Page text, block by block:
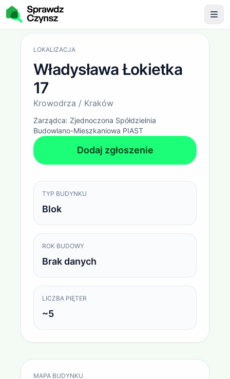
Opłaty administracyjne Władysława Łokietka 17 /
LOKALIZACJA
Władysława Łokietka
17
Krowodrza / Kraków
Zarządca: Zjednoczona Spółdzielnia
Budowlano-Mieszkaniowa PIAST
Dodaj zgłoszenie
TYP BUDYNKU
Blok
ROK BUDOWY
Brak danych
LICZBA PIĘTER
~5
MAPA BUDYNKU